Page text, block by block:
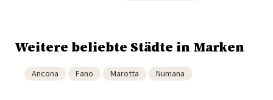
Weitere beliebte Städte in Marken
Ancona Fano Marotta Numana